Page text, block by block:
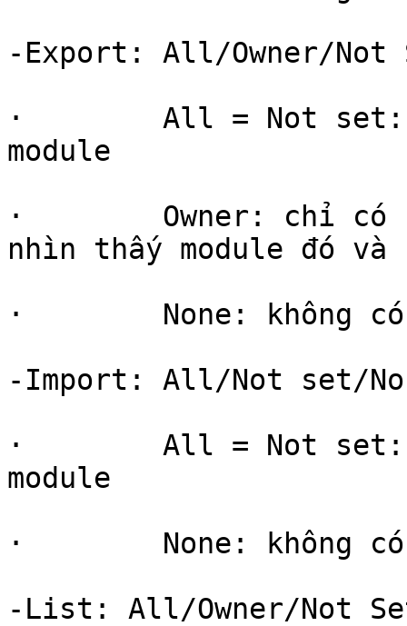
-Export: All/Owner/Not
·        All = Not set:
module
·        Owner: chỉ có
nhìn thấy module đó
·        None: không có
-Import: All/Not set/
·        All = Not set:
module
·        None: không có
-List: All/Owner/Not